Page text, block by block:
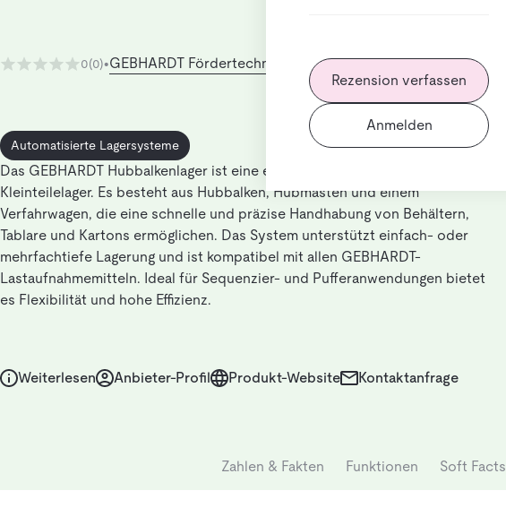
Rezension verfassen
Anmelden
0(0)•GEBHARDT Fördertechnik GmbH
Automatisierte Lagersysteme
Das GEBHARDT Hubbalkenlager ist eine effiziente Lösung für automatische
Kleinteilelager. Es besteht aus Hubbalken, Hubmasten und einem
Verfahrwagen, die eine schnelle und präzise Handhabung von Behältern,
Tablare und Kartons ermöglichen. Das System unterstützt einfach- oder
mehrfachtiefe Lagerung und ist kompatibel mit allen GEBHARDT-
Lastaufnahmemitteln. Ideal für Sequenzier- und Pufferanwendungen bietet
es Flexibilität und hohe Effizienz.
Weiterlesen Anbieter-Profil Produkt-Website Kontaktanfrage
Zahlen & Fakten Funktionen Soft Facts